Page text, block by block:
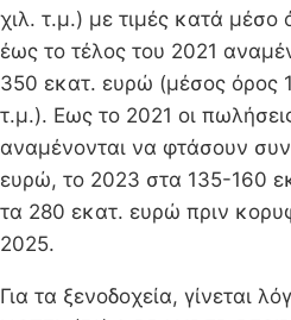
χιλ. τ.μ.) με τιμές κατά
έως το τέλος του 2021
350 εκατ. ευρώ (μέσος όρος
τ.μ.). Εως το 2021 οι
αναμένονται να φτάσουν
ευρώ, το 2023 στα 135-160
τα 280 εκατ. ευρώ πριν
2025.
Για τα ξενοδοχεία, γίνεται